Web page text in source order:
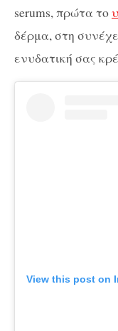
serums, πρώτα το
δέρμα, στη
ενυδατική σας
View this post on